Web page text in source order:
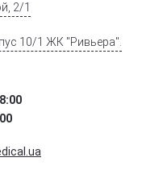
2/1
10/1 ЖК "Ривьера".